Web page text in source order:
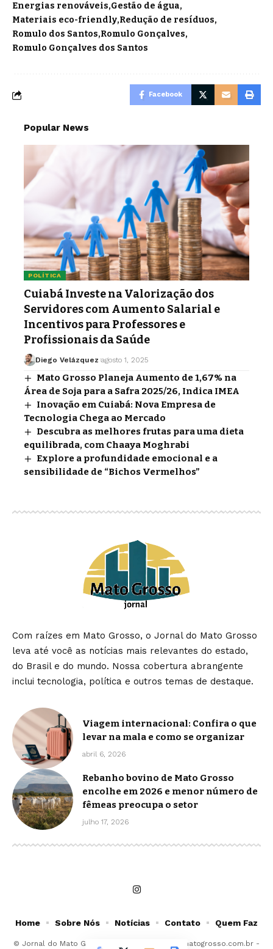
Energias renováveis Gestão de água
Materiais eco-friendly Redução de resíduos
Romulo dos Santos Romulo Gonçalves
Romulo Gonçalves dos Santos
Facebook
Popular News
POLÍTICA
Cuiabá Investe na Valorização dos
Servidores com Aumento Salarial e
Incentivos para Professores e
Profissionais da Saúde
Diego Velázquez agosto 1, 2025
Mato Grosso Planeja Aumento de 1,67% na
Área de Soja para a Safra 2025/26, Indica IMEA
Inovação em Cuiabá: Nova Empresa de
Tecnologia Chega ao Mercado
Descubra as melhores frutas para uma dieta
equilibrada, com Chaaya Moghrabi
Explore a profundidade emocional e a
sensibilidade de “Bichos Vermelhos”
Com raízes em Mato Grosso, o Jornal do Mato Grosso
leva até você as notícias mais relevantes do estado,
do Brasil e do mundo. Nossa cobertura abrangente
inclui tecnologia, política e outros temas de destaque.
Viagem internacional: Confira o que
levar na mala e como se organizar
abril 6, 2026
Rebanho bovino de Mato Grosso
encolhe em 2026 e menor número de
fêmeas preocupa o setor
julho 17, 2026
© Jornal do Mato Grosso - contato@jornaldomatogrosso.com.br -
Home Sobre Nós Notícias Contato Quem Faz